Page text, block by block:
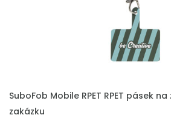
PŘIDAT DO POPTÁVKY
SuboFob Mobile RPET RPET pásek
zakázku